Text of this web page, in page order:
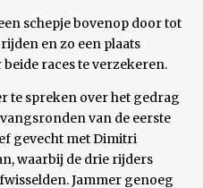
schepje bovenop door tot
en zo een plaats
races te verzekeren.
te spreken over het gedrag
van de eerste
gevecht met Dimitri
waarbij de drie rijders
Jammer genoeg